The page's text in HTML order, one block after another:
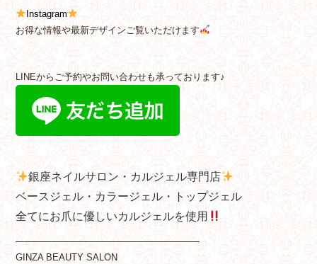
Instagram
お得な情報や最新デザインご覧いただけます
LINEからご予約やお問い合わせも承っております♪
銀座ネイルサロン・カルジェル専門店
ベースジェル・カラージェル・トップジェル
全てにお爪に優しいカルジェルを使用
————————————————————
GINZA BEAUTY SALON